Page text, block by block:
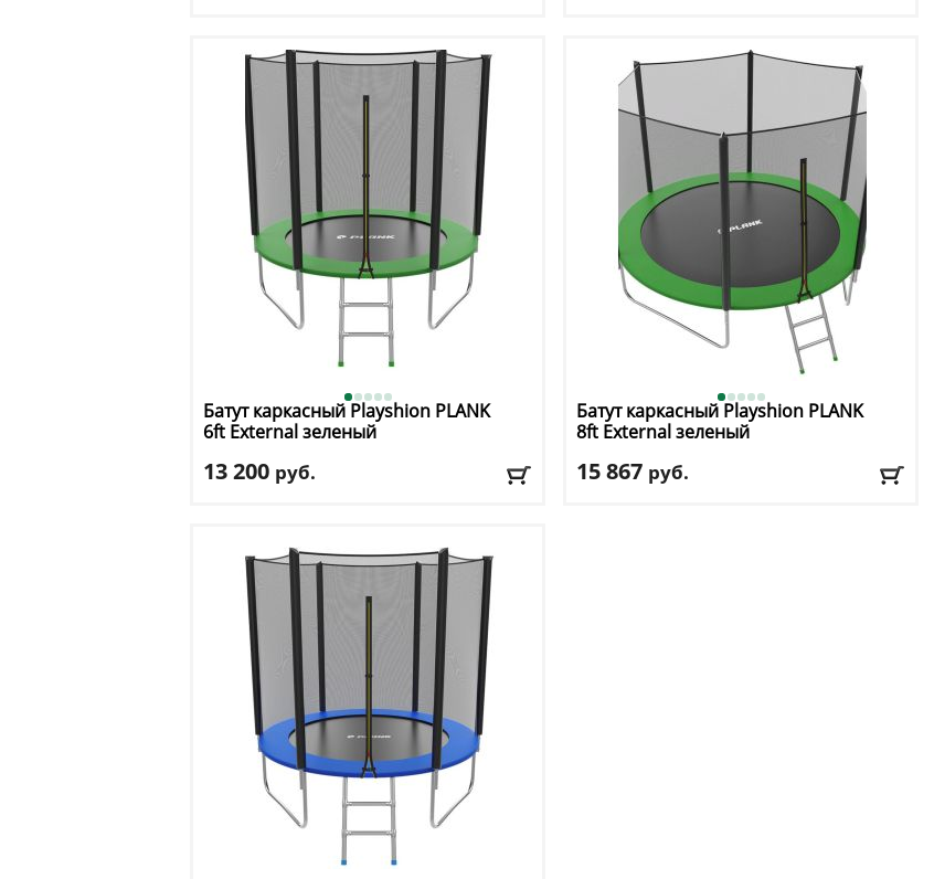
Макс. нагрузка: 150 кг
Максимальный вес пользователя
: 150 кг
Размер, футы
: 8
Доставка:
БЕСПЛАТНО, 2-3 дня
Максимальный вес пользователя: 150 кг
Размер, футы
Доставка:БЕСПЛАТНО, 2-3 дня
Батут каркасный Playshion PLANK
6ft External зеленый
13 200 руб.
Максимальный вес пользователя: 120 кг
Размер, футы
: 6
Доставка:
БЕСПЛАТНО, 2-3 дня
Батут каркасный Playshion PLANK
8ft Eхternal зеленый
15 867 руб.